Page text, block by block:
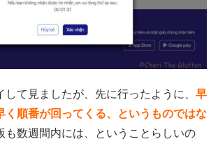
て見ましたが、先に行ったように、 早
く順番が回ってくる、というものではな
も数週間内には、ということらしいの